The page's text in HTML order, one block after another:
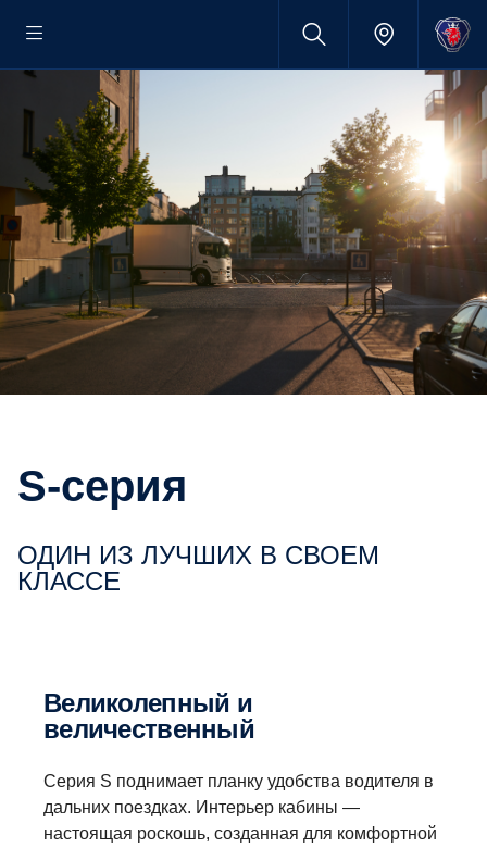
S-серия
ОДИН ИЗ ЛУЧШИХ В СВОЕМ
КЛАССЕ
Великолепный и
величественный
Серия S поднимает планку удобства водителя в
дальних поездках. Интерьер кабины —
настоящая роскошь, созданная для комфортной